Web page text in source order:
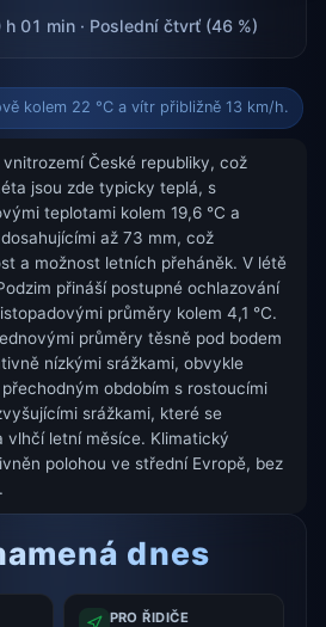
01 min · Poslední čtvrť (46 %)
kolem 22 °C a vítr přibližně 13 km/h.
České republiky, což
jsou zde typicky teplá, s
teplotami kolem 19,6 °C a
až 73 mm, což
a možnost letních přeháněk. V létě
přináší postupné ochlazování
průměry kolem 4,1 °C.
průměry těsně pod bodem
nízkými srážkami, obvykle
obdobím s rostoucími
srážkami, které se
vlhčí letní měsíce. Klimatický
polohou ve střední Evropě, bez
dnes
PRO ŘIDIČE